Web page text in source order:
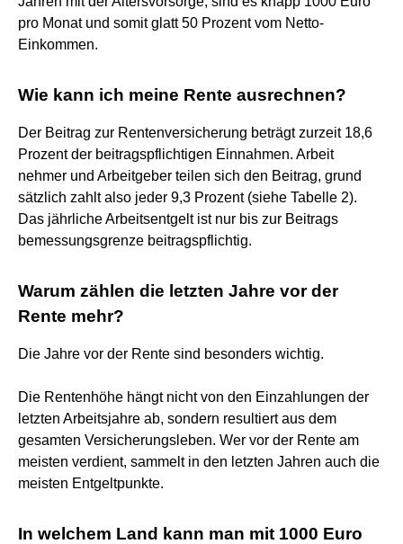
pro Monat und somit glatt 50 Prozent vom Netto-
Einkommen.
Wie kann ich meine Rente ausrechnen?
Der Beitrag zur Rentenversicherung beträgt zurzeit 18,6
Prozent der beitragspflichtigen Einnahmen. Arbeit
nehmer und Arbeitgeber teilen sich den Beitrag, grund
sätzlich zahlt also jeder 9,3 Prozent (siehe Tabelle 2).
Das jährliche Arbeitsentgelt ist nur bis zur Beitrags
bemessungsgrenze beitragspflichtig.
Warum zählen die letzten Jahre vor der
Rente mehr?
Die Jahre vor der Rente sind besonders wichtig.
Die Rentenhöhe hängt nicht von den Einzahlungen der
letzten Arbeitsjahre ab, sondern resultiert aus dem
gesamten Versicherungsleben. Wer vor der Rente am
meisten verdient, sammelt in den letzten Jahren auch die
meisten Entgeltpunkte.
In welchem Land kann man mit 1000 Euro